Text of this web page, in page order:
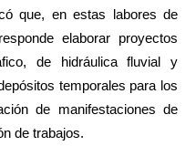
que, en estas labores de
elaborar proyectos
de hidráulica fluvial y
temporales para los
de manifestaciones de
de trabajos.